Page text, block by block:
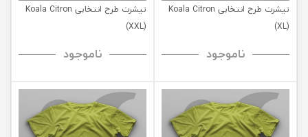
تیشرت طرح انتخابی Koala Citron
(XL)
ناموجود
تیشرت طرح انتخابی Koala Citron
(XXL)
ناموجود